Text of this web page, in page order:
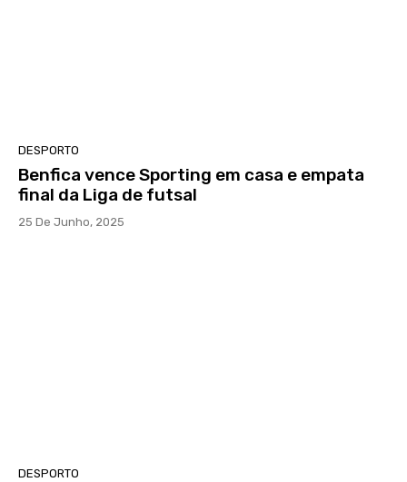
DESPORTO
Benfica vence Sporting em casa e empata
final da Liga de futsal
25 De Junho, 2025
DESPORTO